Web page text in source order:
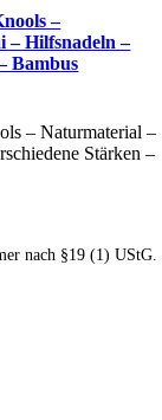
–
– Hilfsnadeln –
Bambus
– Naturmaterial –
Stärken –
nach §19 (1) UStG.